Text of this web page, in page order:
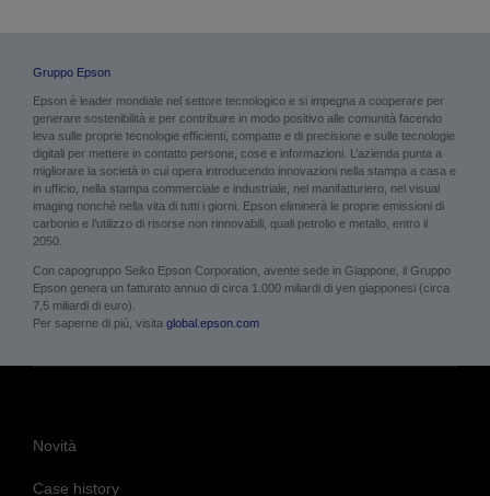
Epson è leader mondiale nel settore tecnologico e si impegna a cooperare per
generare sostenibilità e per contribuire in modo positivo alle comunità facendo
leva sulle proprie tecnologie efficienti, compatte e di precisione e sulle tecnologie
digitali per mettere in contatto persone, cose e informazioni. L’azienda punta a
migliorare la società in cui opera introducendo innovazioni nella stampa a casa e
in ufficio, nella stampa commerciale e industriale, nel manifatturiero, nel visual
imaging nonché nella vita di tutti i giorni. Epson eliminerà le proprie emissioni di
carbonio e l’utilizzo di risorse non rinnovabili, quali petrolio e metallo, entro il
2050.
Con capogruppo Seiko Epson Corporation, avente sede in Giappone, il Gruppo
Epson genera un fatturato annuo di circa 1.000 miliardi di yen giapponesi (circa
7,5 miliardi di euro).
Per saperne di più, visita